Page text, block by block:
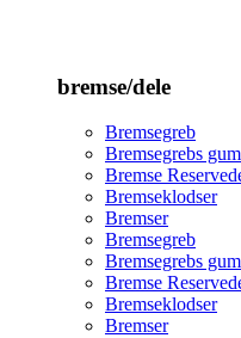
bremse/dele
Bremsegreb
Bremsegrebs
Bremse
Bremseklodser
Bremser
Bremsegreb
Bremsegrebs
Bremse
Bremseklodser
Bremser